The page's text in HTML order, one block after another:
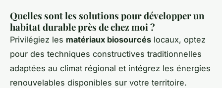
Quelles sont les solutions pour développer un
habitat durable près de chez moi ?
Privilégiez les matériaux biosourcés locaux, optez
pour des techniques constructives traditionnelles
adaptées au climat régional et intégrez les énergies
renouvelables disponibles sur votre territoire.